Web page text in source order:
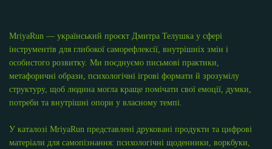
MriyaRun — український проєкт Дмитра Телушка у сфері
інструментів для глибокої саморефлексії, внутрішніх змін і
особистого розвитку. Ми поєднуємо письмові практики,
метафоричні образи, психологічні ігрові формати й зрозумілу
структуру, щоб людина могла краще помічати свої емоції, думки,
потреби та внутрішні опори у власному темпі.
У каталозі MriyaRun представлені друковані продукти та цифрові
матеріали для самопізнання: психологічні щоденники, воркбуки,